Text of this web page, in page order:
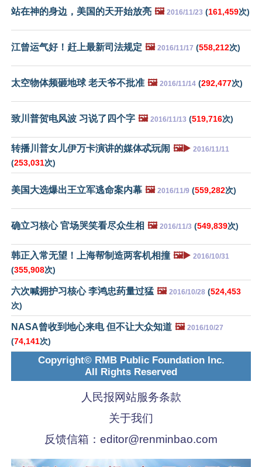
站在神的身边，美国的天开始放亮 🖼️ 2016/11/23 (161,459次)
江曾运气好！赶上最新司法规定 🖼️ 2016/11/17 (558,212次)
太空物体频砸地球 老天爷不批准 🖼️ 2016/11/14 (292,477次)
致川普贺电风波 习说了四个字 🖼️ 2016/11/13 (519,716次)
转播川普女儿伊万卡演讲的媒体忒玩闹 🖼️▶️ 2016/11/11
(253,031次)
美国大选爆出王立军逃命案内幕 🖼️ 2016/11/9 (559,282次)
确立习核心 官场哭笑看尽众生相 🖼️ 2016/11/3 (549,839次)
韩正入常无望！上海帮制造两客机相撞 🖼️▶️ 2016/10/31
(355,908次)
六次喊拥护习核心 李鸿忠药量过猛 🖼️ 2016/10/28 (524,453
次)
NASA曾收到地心来电 但不让大众知道 🖼️ 2016/10/27
(74,141次)
Copyright© RMB Public Foundation Inc.
All Rights Reserved
人民报网站服务条款
关于我们
反馈信箱： editor@renminbao.com